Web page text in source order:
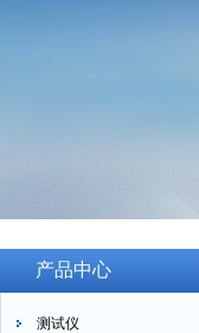
产品中心
测试仪